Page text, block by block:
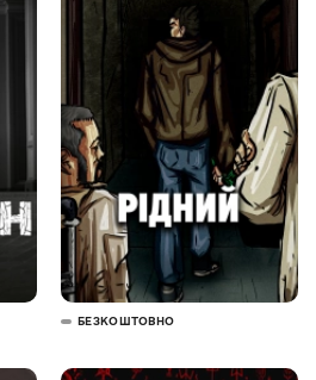
БЕЗКОШТОВНО